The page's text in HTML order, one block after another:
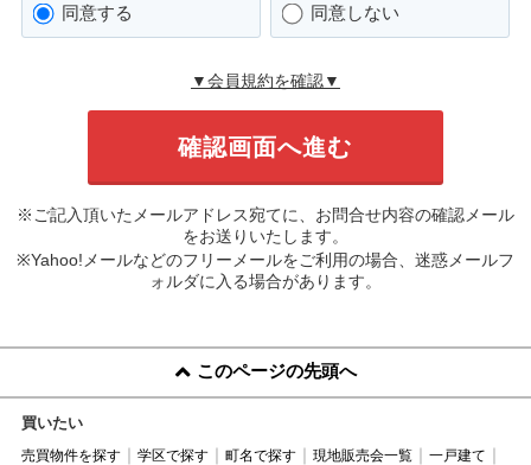
同意する 同意しない
▼会員規約を確認▼
※ご記入頂いたメールアドレス宛てに、お問合せ内容の確認メール
をお送りいたします。
※Yahoo!メールなどのフリーメールをご利用の場合、迷惑メールフ
ォルダに入る場合があります。
このページの先頭へ
買いたい
売買物件を探す 学区で探す 町名で探す 現地販売会一覧
一戸建て